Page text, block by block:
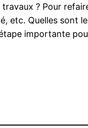
? Pour
etc. Quelles sont
importante